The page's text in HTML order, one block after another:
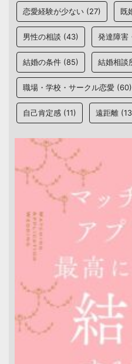
恋愛経験が少ない (27) 既
男性の相談 (43) 発達障害
結婚の条件 (85) 結婚相談
職場・学校・サークル恋愛 (60)
自己肯定感 (11) 遠距離